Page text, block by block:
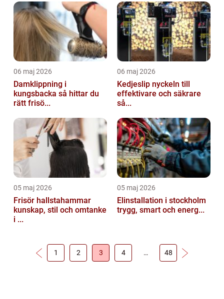
06 maj 2026
Damklippning i
kungsbacka så hittar du
rätt frisö...
06 maj 2026
Kedjeslip nyckeln till
effektivare och säkrare
så...
05 maj 2026
Frisör hallstahammar
kunskap, stil och omtanke
i ...
05 maj 2026
Elinstallation i stockholm
trygg, smart och energ...
1 2 3 4 … 48